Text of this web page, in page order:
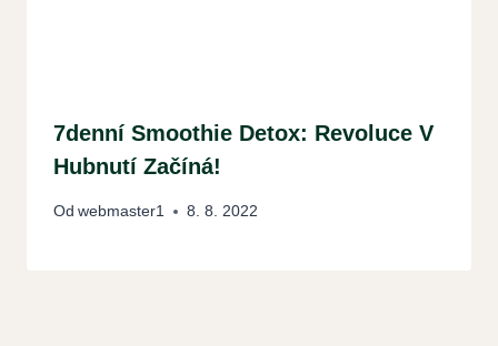
7denní Smoothie Detox: Revoluce V
Hubnutí Začíná!
Od webmaster1 8. 8. 2022